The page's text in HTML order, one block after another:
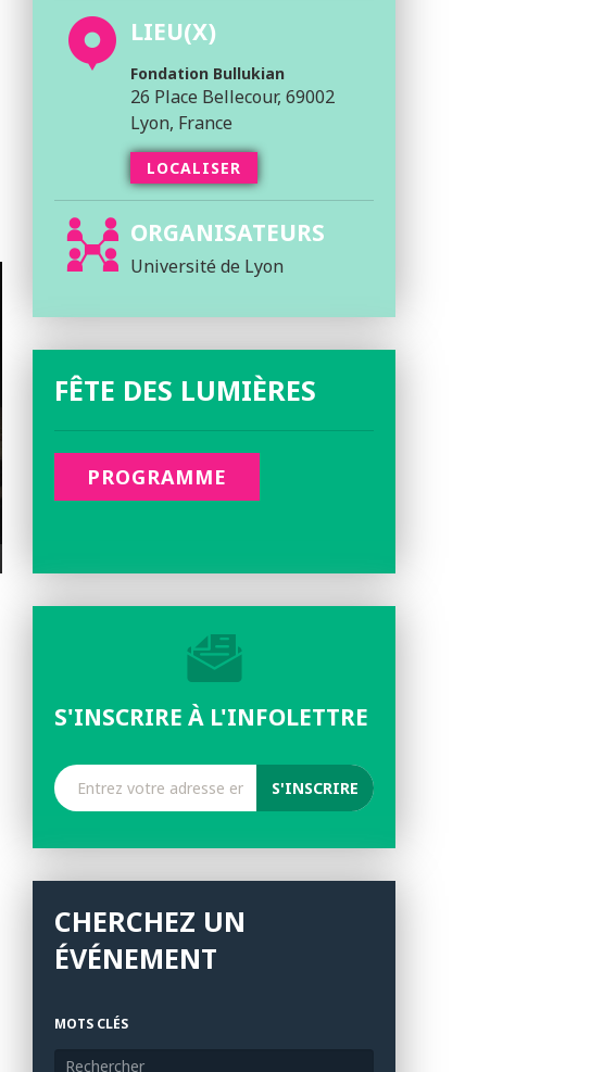
LIEU(X)
Fondation Bullukian
26 Place Bellecour, 69002
Lyon, France
LOCALISER
ORGANISATEURS
Université de Lyon
FÊTE DES LUMIÈRES
PROGRAMME
S'INSCRIRE À L'INFOLETTRE
CHERCHEZ UN
ÉVÉNEMENT
MOTS CLÉS